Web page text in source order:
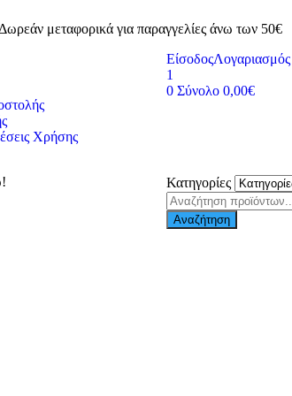
Δωρεάν μεταφορικά για παραγγελίες άνω των 50€
Χρήσης
ΕίσοδοςΛογαριασμός
1
0 Σύνολο 0,00€
Κατηγορίες
Αναζήτηση